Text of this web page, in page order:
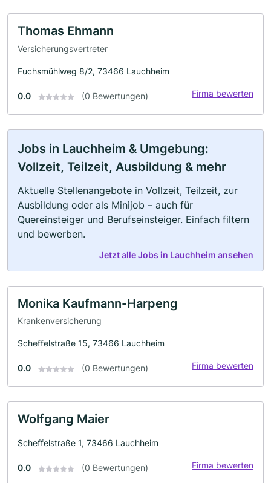
Thomas Ehmann
Versicherungsvertreter
Fuchsmühlweg 8/2, 73466 Lauchheim
0.0 (0 Bewertungen) Firma bewerten
Jobs in Lauchheim & Umgebung:
Vollzeit, Teilzeit, Ausbildung & mehr
Aktuelle Stellenangebote in Vollzeit, Teilzeit, zur
Ausbildung oder als Minijob – auch für
Quereinsteiger und Berufseinsteiger. Einfach filtern
und bewerben.
Jetzt alle Jobs in Lauchheim ansehen
Monika Kaufmann-Harpeng
Krankenversicherung
Scheffelstraße 15, 73466 Lauchheim
0.0 (0 Bewertungen) Firma bewerten
Wolfgang Maier
Scheffelstraße 1, 73466 Lauchheim
0.0 (0 Bewertungen) Firma bewerten